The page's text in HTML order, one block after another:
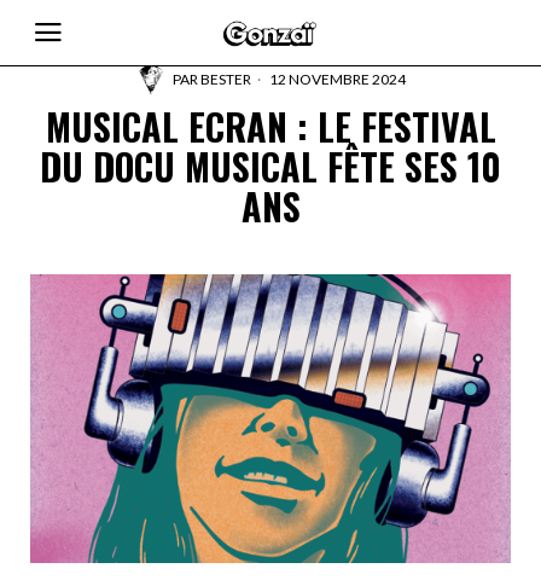
PARBESTER 12 NOVEMBRE 2024
MUSICAL ECRAN : LE FESTIVAL
DU DOCU MUSICAL FÊTE SES 10
ANS